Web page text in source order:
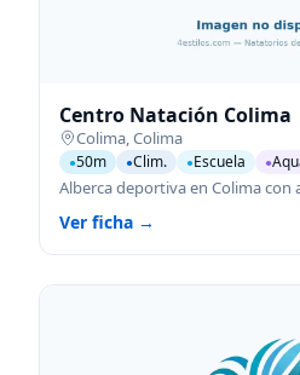
Centro Natación Colima
Colima Colima
●50m ●Clim. ●Escuela ●
Ver ficha →